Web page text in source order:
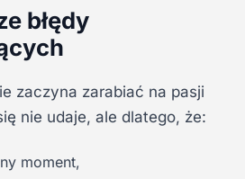
błędy
zaczyna zarabiać na pasji
nie udaje, ale dlatego, że:
moment,